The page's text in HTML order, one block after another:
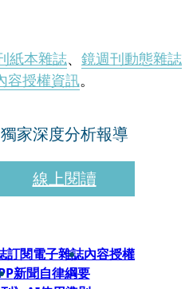
紙本雜誌、 鏡週刊動態雜誌
容授權資訊。
獨家深度分析報導
線上閱讀
訂閱電子雜誌內容授權
新聞自律綱要